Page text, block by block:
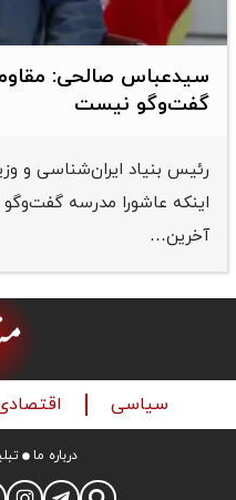
سیدعباس صالحی:
گفت‌وگو نیست
رئیس بنیاد ایران‌شناسی و
اینکه عاشورا مدرسه
آخرین…
سیاسی
درباره ما